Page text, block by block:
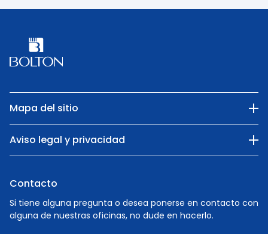
Mapa del sitio
Nuestra empresa
Categorías
Naturaleza
Personas
Carreras profesionales
Aviso legal y privacidad
Cookie Policy
Contacto
Si tiene alguna pregunta o desea ponerse en contacto con
alguna de nuestras oficinas, no dude en hacerlo.